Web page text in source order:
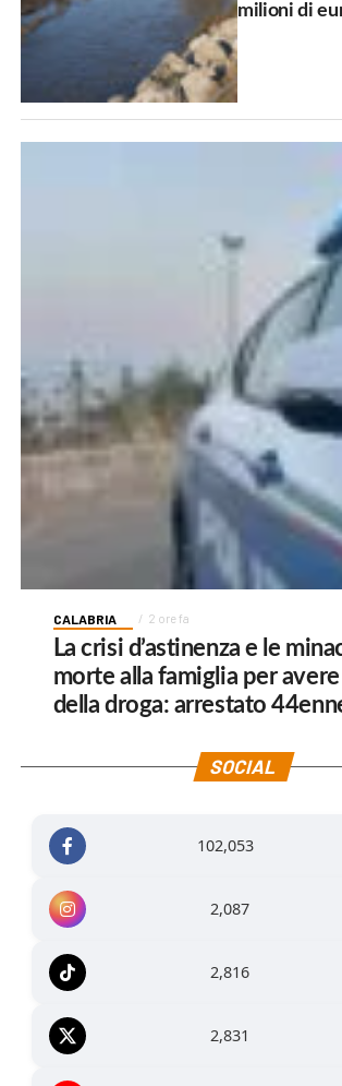
milioni di
CALABRIA 2 ore fa
La crisi d’astinenza e le
morte alla famiglia per
della droga: arrestato
SOCIAL
102,053
2,087
2,816
2,831